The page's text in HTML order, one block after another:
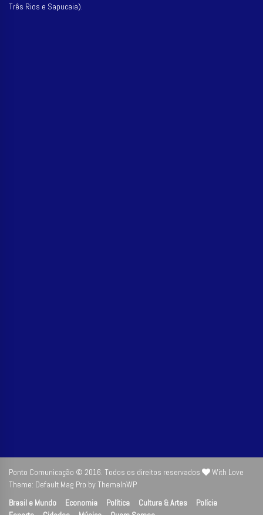
Três Rios e Sapucaia).
Ponto Comunicação © 2016. Todos os direitos reservados
With Love
Theme: Default Mag Pro by ThemeInWP
Brasil e Mundo
Economia Política Cultura & Artes
Polícia